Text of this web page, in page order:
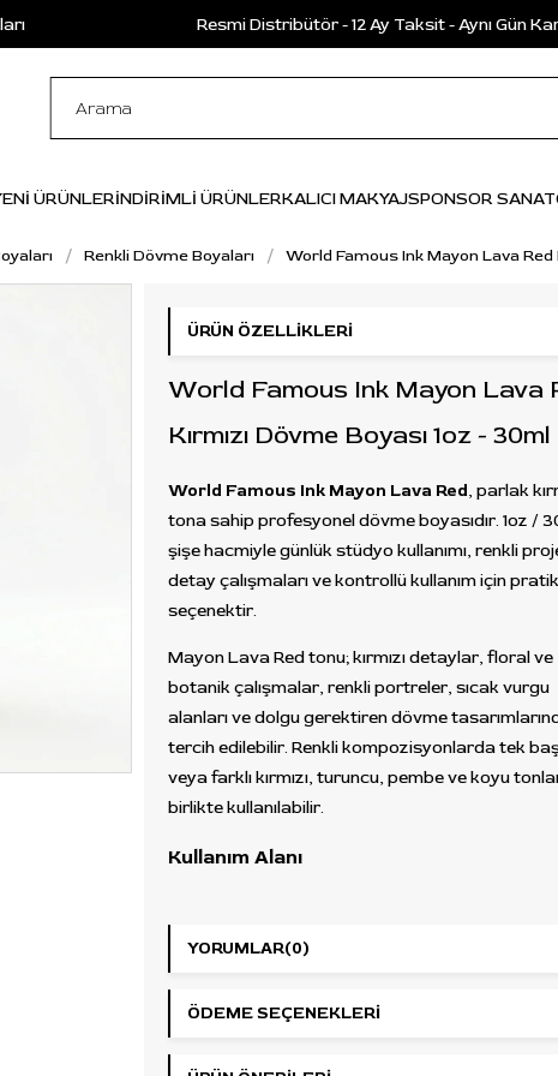
Resmi Distribütör - 12 Ay Taksit - Aynı Gün
ÜRÜNLERİNDİRİMLİ ÜRÜNLERKALICI MAKYAJSPONSOR
Renkli Dövme Boyaları World Famous Ink Mayon Lava Red
ÜRÜN ÖZELLIKLERI
World Famous Ink Mayon Lava
Kırmızı Dövme Boyası 1oz - 30ml
World Famous Ink Mayon Lava Red, parlak
tona sahip profesyonel dövme boyasıdır. 1oz /
şişe hacmiyle günlük stüdyo kullanımı, renkli
detay çalışmaları ve kontrollü kullanım için
seçenektir.
Mayon Lava Red tonu; kırmızı detaylar, floral ve
botanik çalışmalar, renkli portreler, sıcak vurgu
alanları ve dolgu gerektiren dövme
tercih edilebilir. Renkli kompozisyonlarda tek
veya farklı kırmızı, turuncu, pembe ve koyu
birlikte kullanılabilir.
Kullanım Alanı
renkli portre, cover-up, kırmızı detay, shading,
traditional, old school, cartoon ve renkli dövme
kompozisyonlarında tercih edilebilir.
YORUMLAR(0)
ÖDEME SEÇENEKLERI